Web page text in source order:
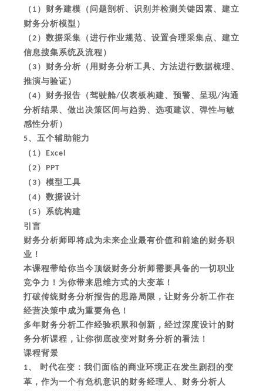
（ 1 ）财务建模（问题剖析、识别并检测关键因素、建立
财务分析模型）
（2 ）数据采集（进行作业规范、设置合理采集点、建立
信息搜集系统及流程）
（ 3 ）财务分析（用财务分析工具、方法进行数据梳理、
推演与验证）
（4 ）财务报告（驾驶舱/仪表板构建、预警、呈现/沟通
分析结果、做出决策区间与趋势、选项建议、弹性与敏
感性分析）
5、五个辅助能力
（ 1 ） Excel
（2 ） PPT
（ 3 ）模型工具
（4 ）数据设计
（5 ）系统构建
引言
财务分析师即将成为未来企业最有价值和前途的财务职
业！
本课程带给你当今顶级财务分析师需要具备的一切职业
竞争力！为你带来思维方式的大变革！
打破传统财务分析报告的思路局限，让财务分析工作在
经营决策中成为重要角色！
多年财务分析工作经验积累和创新，经过深度设计的财
务分析课程，让你彻底改变对财务分析的看法！
课程背景
1、 时代在变：我们面临的商业环境正在发生剧烈的变
革，作为一个有危机意识的财务经理人、财务分析人